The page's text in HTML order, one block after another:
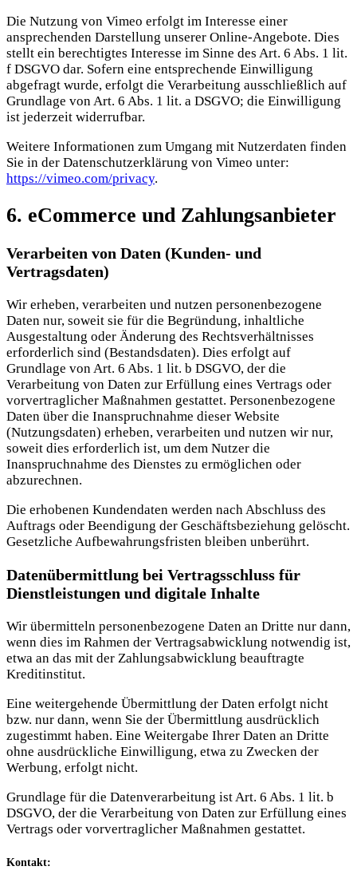
Die Nutzung von Vimeo erfolgt im Interesse einer
ansprechenden Darstellung unserer Online-Angebote. Dies
stellt ein berechtigtes Interesse im Sinne des Art. 6 Abs. 1 lit.
f DSGVO dar. Sofern eine entsprechende Einwilligung
abgefragt wurde, erfolgt die Verarbeitung ausschließlich auf
Grundlage von Art. 6 Abs. 1 lit. a DSGVO; die Einwilligung
ist jederzeit widerrufbar.
Weitere Informationen zum Umgang mit Nutzerdaten finden
Sie in der Datenschutzerklärung von Vimeo unter:
https://vimeo.com/privacy.
6. eCommerce und Zahlungs­anbieter
Verarbeiten von Daten (Kunden- und
Vertragsdaten)
Wir erheben, verarbeiten und nutzen personenbezogene
Daten nur, soweit sie für die Begründung, inhaltliche
Ausgestaltung oder Änderung des Rechtsverhältnisses
erforderlich sind (Bestandsdaten). Dies erfolgt auf
Grundlage von Art. 6 Abs. 1 lit. b DSGVO, der die
Verarbeitung von Daten zur Erfüllung eines Vertrags oder
vorvertraglicher Maßnahmen gestattet. Personenbezogene
Daten über die Inanspruchnahme dieser Website
(Nutzungsdaten) erheben, verarbeiten und nutzen wir nur,
soweit dies erforderlich ist, um dem Nutzer die
Inanspruchnahme des Dienstes zu ermöglichen oder
abzurechnen.
Die erhobenen Kundendaten werden nach Abschluss des
Auftrags oder Beendigung der Geschäftsbeziehung gelöscht.
Gesetzliche Aufbewahrungsfristen bleiben unberührt.
Daten­übermittlung bei Vertragsschluss für
Dienstleistungen und digitale Inhalte
Wir übermitteln personenbezogene Daten an Dritte nur dann,
wenn dies im Rahmen der Vertragsabwicklung notwendig ist,
etwa an das mit der Zahlungsabwicklung beauftragte
Kreditinstitut.
Eine weitergehende Übermittlung der Daten erfolgt nicht
bzw. nur dann, wenn Sie der Übermittlung ausdrücklich
zugestimmt haben. Eine Weitergabe Ihrer Daten an Dritte
ohne ausdrückliche Einwilligung, etwa zu Zwecken der
Werbung, erfolgt nicht.
Grundlage für die Datenverarbeitung ist Art. 6 Abs. 1 lit. b
DSGVO, der die Verarbeitung von Daten zur Erfüllung eines
Vertrags oder vorvertraglicher Maßnahmen gestattet.
Kontakt: